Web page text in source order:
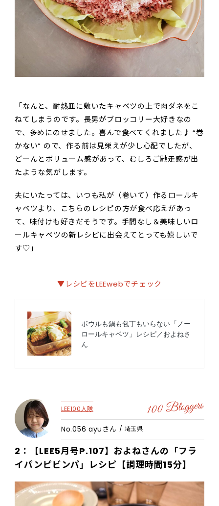
「なんと、耐熱皿に敷いたキャベツの上で肉ダネをこ
ねてしまうのです。長男がブロッコリー大好きなの
で、多めにのせました。喜んで食べてくれました♪ “巻
かない” ので、作る前は見栄えが少し心配でしたが、
どーんとボリューム感があって、むしろご馳走感が出
たような気がします。
夫にいたっては、いつも私が（巻いて）作るロールキ
ャベツより、こちらのレシピの方が食べ応えがあっ
て、味付けも好きだそうです。手間なし＆美味しいロ
ールキャベツの新レシピに出会えてとっても嬉しいで
す♡」
▼レシピをLEEwebでチェック
LEE100人隊
No.056 ayuさん / 埼玉県
2：【LEE5月号P.107】およねさんの「フラ
イパンピビンパ」レシピ【調理時間15分】